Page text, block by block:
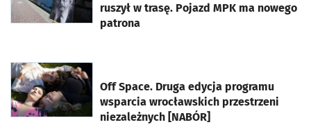
ruszył w trasę. Pojazd MPK ma nowego
patrona
Off Space. Druga edycja programu
wsparcia wrocławskich przestrzeni
niezależnych [NABÓR]
otworzy się w nowej karcie